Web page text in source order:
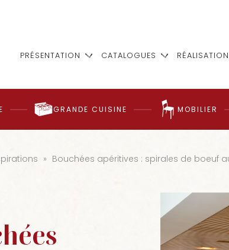
PRÉSENTATION CATALOGUES
GRANDE CUISINE MOBILIER
» Bouchées apéritives : spirales de boeuf